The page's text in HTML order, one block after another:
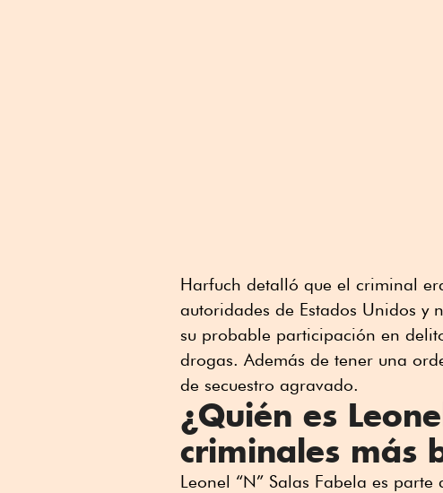
Harfuch detalló que el criminal
autoridades de Estados Unidos y
su probable participación en
drogas. Además de tener una
de secuestro agravado.
¿Quién es
criminales más
Leonel “N” Salas Fabela es